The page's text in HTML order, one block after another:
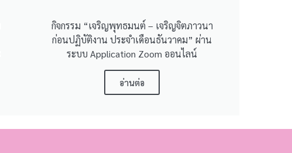
กิจกรรม “เจริญพุทธมนต์ – เจริญจิตภาวนา
ก่อนปฏิบัติงาน ประจำเดือนธันวาคม” ผ่าน
ระบบ Application Zoom ออนไลน์
อ่านต่อ